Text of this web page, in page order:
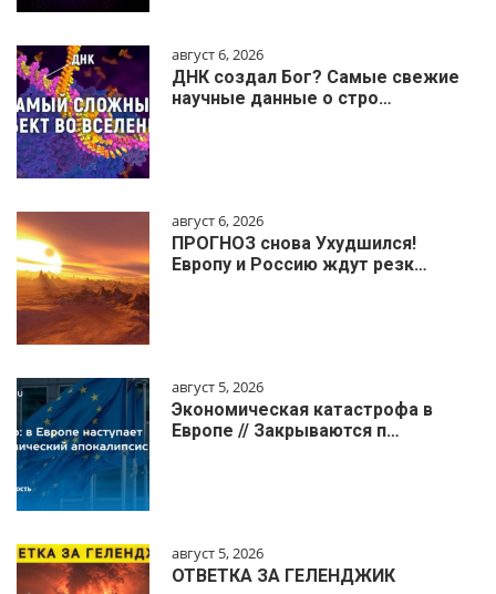
август 6, 2026
ДНК создал Бог? Самые свежие
научные данные о стро…
август 6, 2026
ПРОГНОЗ снова Ухудшился!
Европу и Россию ждут резк…
август 5, 2026
Экономическая катастрофа в
Европе // Закрываются п…
август 5, 2026
ОТВЕТКА ЗА ГЕЛЕНДЖИК